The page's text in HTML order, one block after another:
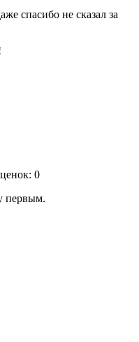
спасибо не сказал за
0
первым.